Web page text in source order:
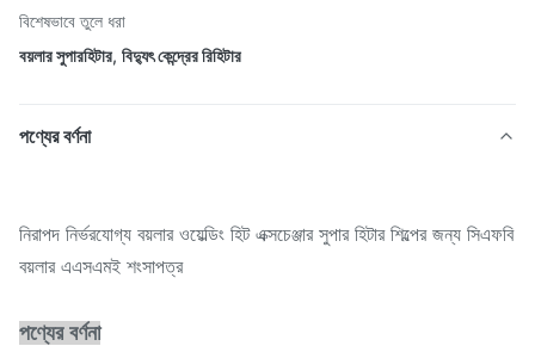
বিশেষভাবে তুলে ধরা
বয়লার সুপারহিটার, বিদ্যুৎ কেন্দ্রের রিহিটার
পণ্যের বর্ণনা
নিরাপদ নির্ভরযোগ্য বয়লার ওয়েল্ডিং হিট এক্সচেঞ্জার সুপার হিটার শিল্পের জন্য সিএফবি
বয়লার এএসএমই শংসাপত্র
পণ্যের বর্ণনা